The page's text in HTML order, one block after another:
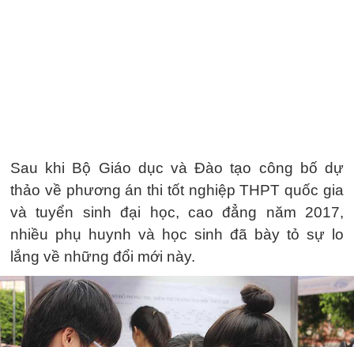
Sau khi Bộ Giáo dục và Đào tạo công bố dự
thảo về phương án thi tốt nghiệp THPT quốc gia
và tuyển sinh đại học, cao đẳng năm 2017,
nhiều phụ huynh và học sinh đã bày tỏ sự lo
lắng về những đổi mới này.